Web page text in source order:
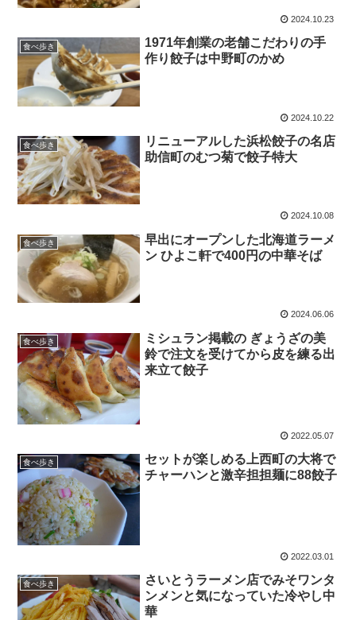
2024.10.23
食べ歩き
1971年創業の老舗こだわりの手
作り餃子は中野町のかめ
2024.10.22
食べ歩き
リニューアルした浜松餃子の名店
助信町のむつ菊で餃子特大
2024.10.08
食べ歩き
早出にオープンした北海道ラーメ
ン ひよこ軒で400円の中華そば
2024.06.06
食べ歩き
ミシュラン掲載の ぎょうざの美
鈴で注文を受けてから皮を練る出
来立て餃子
2022.05.07
食べ歩き
セットが楽しめる上西町の大将で
チャーハンと激辛担担麺に88餃子
2022.03.01
食べ歩き
さいとうラーメン店でみそワンタ
ンメンと気になっていた冷やし中
華